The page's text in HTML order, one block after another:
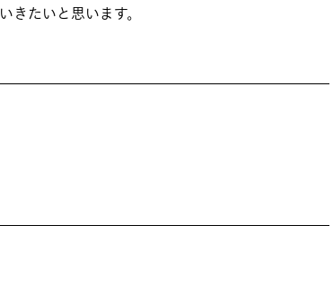
たいと思います。